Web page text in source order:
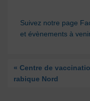
Suivez notre page
et évènements à
« Centre de
rabique Nord